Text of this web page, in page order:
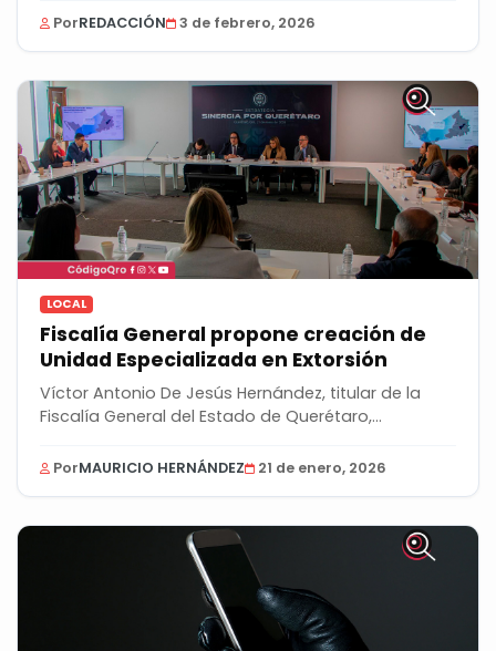
PorREDACCIÓN 3 de febrero, 2026
LOCAL
Fiscalía General propone creación de
Unidad Especializada en Extorsión
Víctor Antonio De Jesús Hernández, titular de la
Fiscalía General del Estado de Querétaro,
PorMAURICIO HERNÁNDEZ 21 de enero, 2026